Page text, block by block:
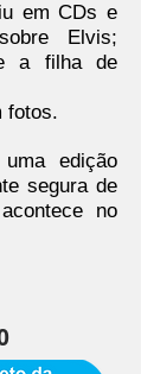
em CDs e
Elvis;
a filha de
fotos.
edição
segura de
no